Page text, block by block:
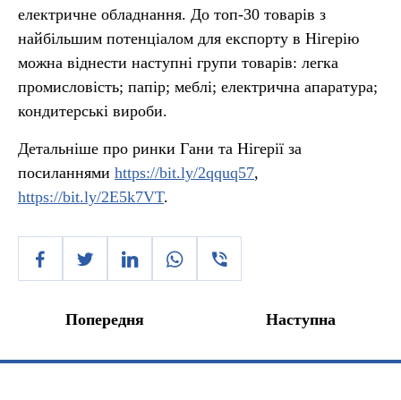
електричне обладнання. До топ-30 товарів з
найбільшим потенціалом для експорту в Нігерію
можна віднести наступні групи товарів: легка
промисловість; папір; меблі; електрична апаратура;
кондитерські вироби.
Детальніше про ринки Гани та Нігерії за
посиланнями https://bit.ly/2qquq57,
https://bit.ly/2E5k7VT.
Попередня Наступна